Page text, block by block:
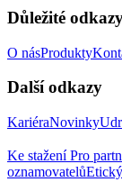
Důležité
O násProdukty
Další odkazy
KariéraNovinky
Ke staženíPro
oznamovatelů